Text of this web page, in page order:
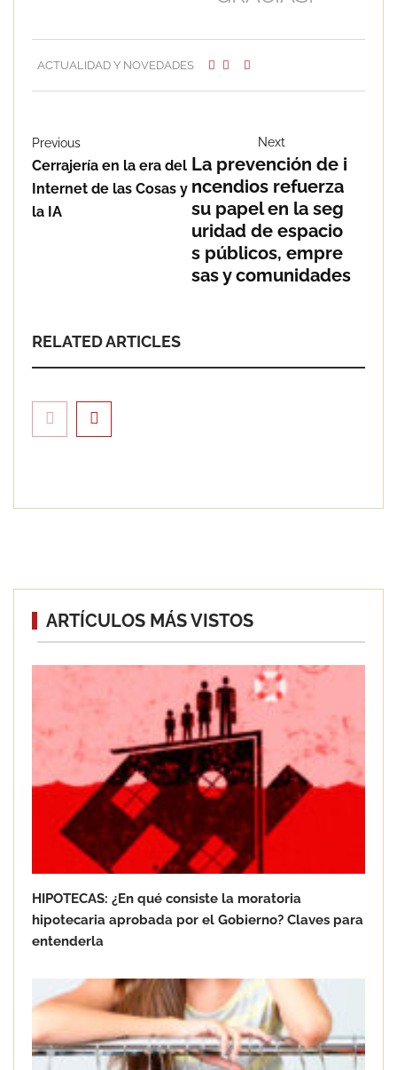
ACTUALIDAD Y NOVEDADES
Previous
Cerrajería en la era del
Internet de las Cosas y
la IA
Next
La prevención de i
ncendios refuerza
su papel en la seg
uridad de espacio
s públicos, empre
sas y comunidades
RELATED ARTICLES
Eagle Waterproofing recomienda
revisar la impermeabilización de las
viviendas antes de las vacaciones
Servimudanzas supera las 3.000
reseñas con 4,8 estrellas en mudanzas
en Barcelona
Goo! Lavanderías: el modelo que
revoluciona la colada inteligente junto
a Tormo Franquicias
ARTÍCULOS MÁS VISTOS
HIPOTECAS: ¿En qué consiste la moratoria
hipotecaria aprobada por el Gobierno? Claves para
entenderla